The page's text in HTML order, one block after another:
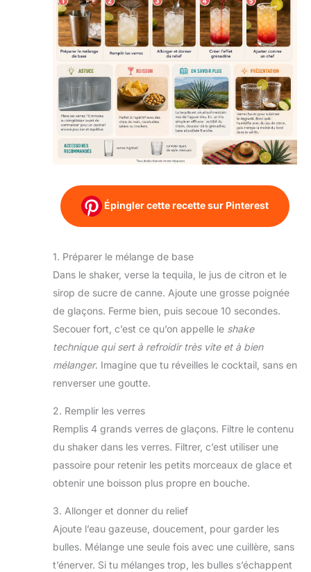
Épingler cette recette sur Pinterest
1. Préparer le mélange de base
Dans le shaker, verse la tequila, le jus de citron et le
sirop de sucre de canne. Ajoute une grosse poignée
de glaçons. Ferme bien, puis secoue 10 secondes.
Secouer fort, c’est ce qu’on appelle le shake
technique qui sert à refroidir très vite et à bien
mélanger. Imagine que tu réveilles le cocktail, sans en
renverser une goutte.
2. Remplir les verres
Remplis 4 grands verres de glaçons. Filtre le contenu
du shaker dans les verres. Filtrer, c’est utiliser une
passoire pour retenir les petits morceaux de glace et
obtenir une boisson plus propre en bouche.
3. Allonger et donner du relief
Ajoute l’eau gazeuse, doucement, pour garder les
bulles. Mélange une seule fois avec une cuillère, sans
t’énerver. Si tu mélanges trop, les bulles s’échappent